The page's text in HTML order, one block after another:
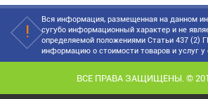
Вся информация, размещенная на данном
сугубо информационный характер и не
определяемой положениями Статьи 437 (2)
информацию о стоимости товаров и услуг у
ВСЕ ПРАВА ЗАЩИЩЕНЫ. ©